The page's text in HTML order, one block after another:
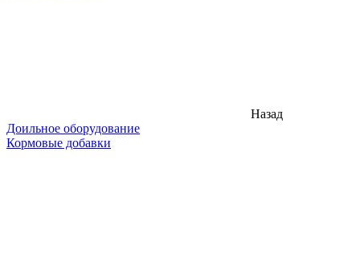
Назад
Доильное оборудование
Кормовые добавки